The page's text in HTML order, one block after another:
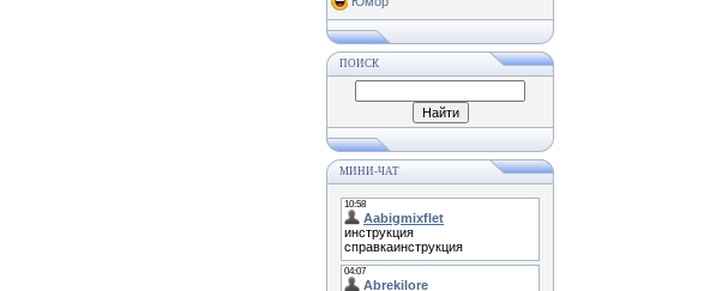
ПОИСК
МИНИ-ЧАТ